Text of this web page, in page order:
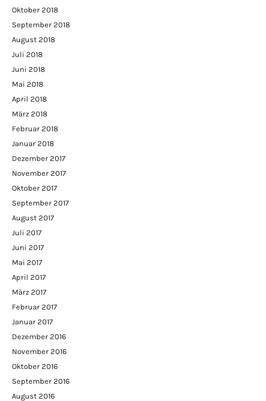
Oktober 2018
September 2018
August 2018
Juli 2018
Juni 2018
Mai 2018
April 2018
März 2018
Februar 2018
Januar 2018
Dezember 2017
November 2017
Oktober 2017
September 2017
August 2017
Juli 2017
Juni 2017
Mai 2017
April 2017
März 2017
Februar 2017
Januar 2017
Dezember 2016
November 2016
Oktober 2016
September 2016
August 2016